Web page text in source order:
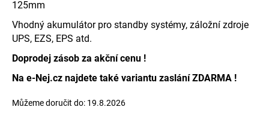
125mm
Vhodný akumulátor pro standby systémy, záložní zdroje
UPS, EZS, EPS atd.
Doprodej zásob za akční cenu !
Na e-Nej.cz najdete také variantu zaslání ZDARMA !
Můžeme doručit do: 19.8.2026
D
o
p
o
r